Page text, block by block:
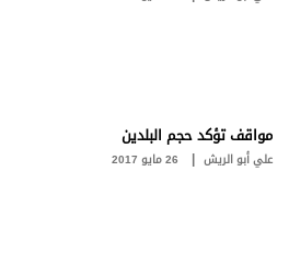
مواقف تؤكد حجم البلدين
علي أبو الريش| 26 مايو 2017